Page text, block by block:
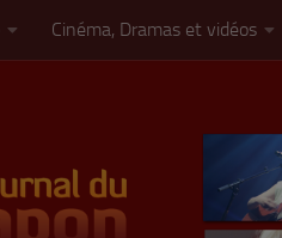
Cinéma, Dramas et vidéos